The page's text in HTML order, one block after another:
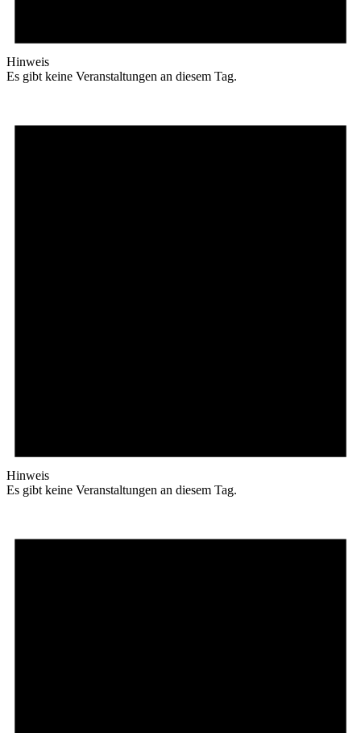
Hinweis
Es gibt keine Veranstaltungen an diesem Tag.
Hinweis
Es gibt keine Veranstaltungen an diesem Tag.